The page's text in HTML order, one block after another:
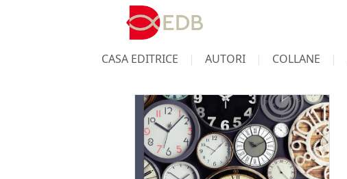
CASA EDITRICE AUTORI COLLANE